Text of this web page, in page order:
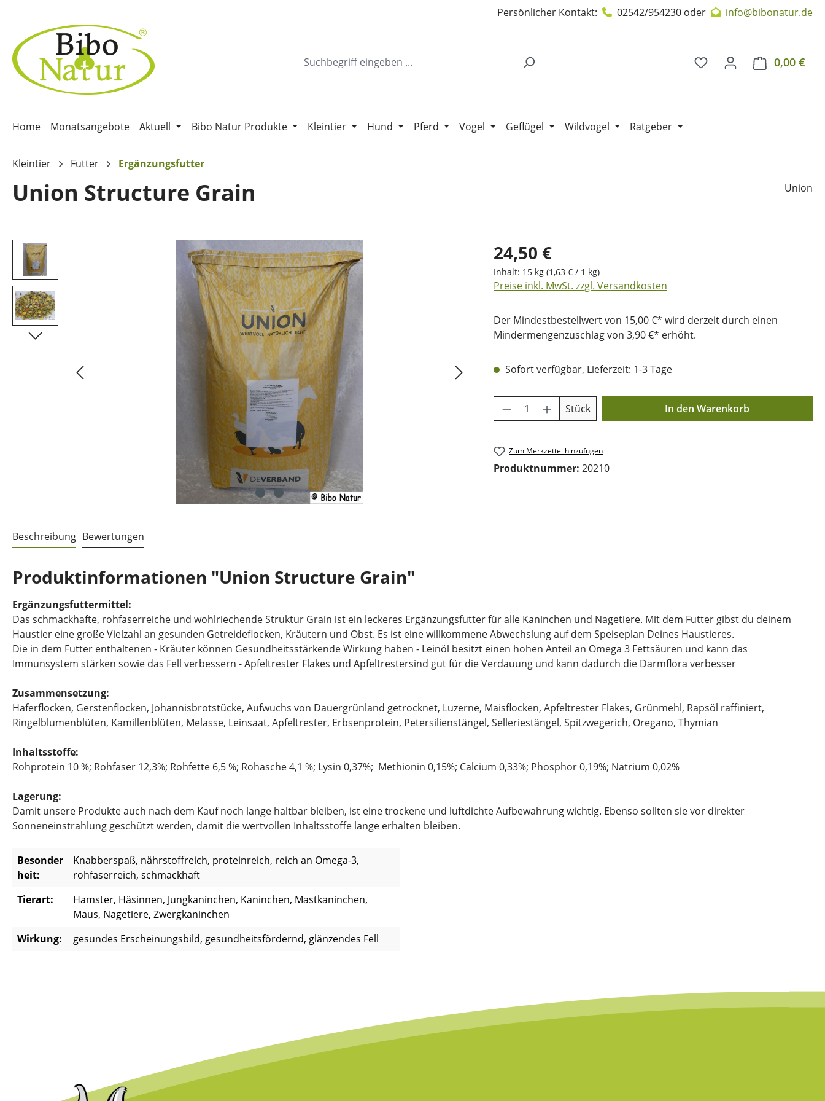
Persönlicher Kontakt: 02542/954230 oder info@bibonatur.de
0,00 €
Home Monatsangebote Aktuell Bibo Natur Produkte Kleintier Hund Pferd Vogel Geflügel Wildvogel Ratgeber
Kleintier Futter Ergänzungsfutter
Union Structure Grain Union
Bildergalerie überspringen 24,50 €
Inhalt: 15 kg (1,63 € / 1 kg)
Preise inkl. MwSt. zzgl. Versandkosten
Der Mindestbestellwert von 15,00 €* wird derzeit durch einen
Mindermengenzuschlag von 3,90 €* erhöht.
Sofort verfügbar, Lieferzeit: 1-3 Tage
Produkt Anzahl: Gib den gewünschten Wert
Stück In den Warenkorb
Zum Merkzettel hinzufügen
Produktnummer: 20210
Beschreibung Bewertungen
Produktinformationen "Union Structure Grain"
Ergänzungsfuttermittel:
Das schmackhafte, rohfaserreiche und wohlriechende Struktur Grain ist ein leckeres Ergänzungsfutter für alle Kaninchen und Nagetiere. Mit dem Futter gibst du deinem
Haustier eine große Vielzahl an gesunden Getreideflocken, Kräutern und Obst. Es ist eine willkommene Abwechslung auf dem Speiseplan Deines Haustieres.
Die in dem Futter enthaltenen - Kräuter können Gesundheitsstärkende Wirkung haben - Leinöl besitzt einen hohen Anteil an Omega 3 Fettsäuren und kann das
Immunsystem stärken sowie das Fell verbessern - Apfeltrester Flakes und Apfeltrestersind gut für die Verdauung und kann dadurch die Darmflora verbesser
Zusammensetzung:
Haferflocken, Gerstenflocken, Johannisbrotstücke, Aufwuchs von Dauergrünland getrocknet, Luzerne, Maisflocken, Apfeltrester Flakes, Grünmehl, Rapsöl raffiniert,
Ringelblumenblüten, Kamillenblüten, Melasse, Leinsaat, Apfeltrester, Erbsenprotein, Petersilienstängel, Selleriestängel, Spitzwegerich, Oregano, Thymian
Inhaltsstoffe:
Rohprotein 10 %; Rohfaser 12,3%; Rohfette 6,5 %; Rohasche 4,1 %; Lysin 0,37%; Methionin 0,15%; Calcium 0,33%; Phosphor 0,19%; Natrium 0,02%
Lagerung:
Damit unsere Produkte auch nach dem Kauf noch lange haltbar bleiben, ist eine trockene und luftdichte Aufbewahrung wichtig. Ebenso sollten sie vor direkter
Sonneneinstrahlung geschützt werden, damit die wertvollen Inhaltsstoffe lange erhalten bleiben.
Besonder
heit:
Knabberspaß, nährstoffreich, proteinreich, reich an Omega-3,
rohfaserreich, schmackhaft
Tierart:
Hamster, Häsinnen, Jungkaninchen, Kaninchen, Mastkaninchen,
Maus, Nagetiere, Zwergkaninchen
Wirkung:
gesundes Erscheinungsbild, gesundheitsfördernd, glänzendes Fell